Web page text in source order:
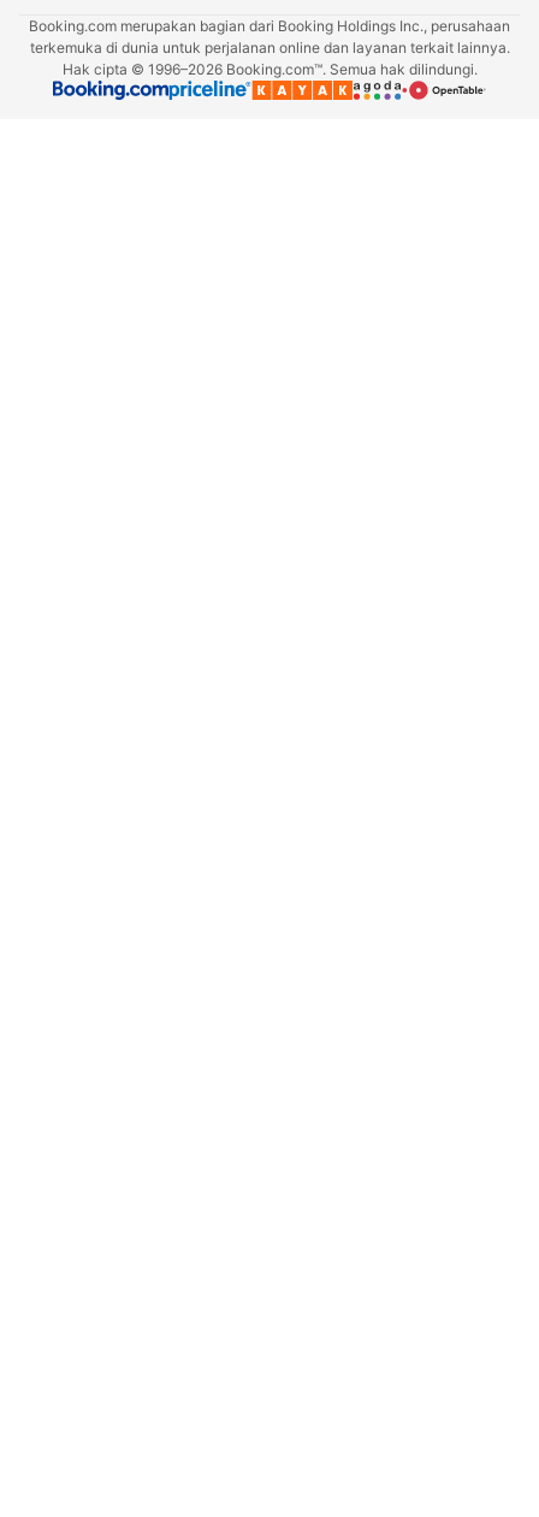
Booking.com merupakan bagian dari Booking Holdings Inc., perusahaan
terkemuka di dunia untuk perjalanan online dan layanan terkait lainnya.
Hak cipta © 1996–2026 Booking.com™. Semua hak dilindungi.